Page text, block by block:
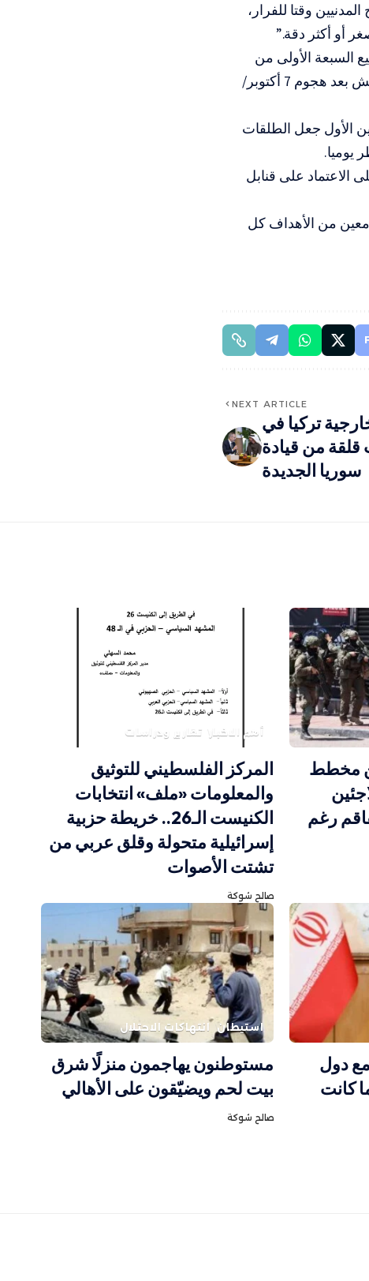
وقتا للفرار،
أو أكثر دقة.”
في الأسابيع السبعة الأولى من
الحرب، ونقلت عن 5 ضباط إسرائيليين قولهم إن المزاج السائد داخل الجيش بعد هجوم 7 أكتوبر/
أكتوبر/تشرين الأول جعل الطلقات
الاعتماد على قنابل
معين من الأهداف كل
NEXT ARTICLE
تركيا في
قلقة من قيادة
سوريا الجديدة
مخطط
رغم
أهم الاخبار تقارير ودراسات
المركز الفلسطيني للتوثيق
والمعلومات «ملف» انتخابات
الكنيست الـ26.. خريطة حزبية
إسرائيلية متحولة وقلق عربي من
تشتت الأصوات
صالح شوكة
دول
كانت
استيطان انتهاكات الاحتلال
مستوطنون يهاجمون منزلًا شرق
بيت لحم ويضيّقون على الأهالي
صالح شوكة